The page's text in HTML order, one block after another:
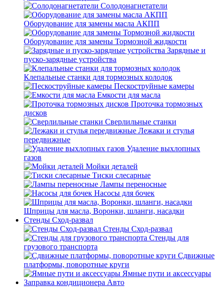
Солодонагнетатели
Оборудование для замены масла АКПП
Оборудование для замены Тормозной жидкости
Зарядные и
пуско-зарядные устройства
Клепальные станки для тормозных колодок
Пескоструйные камеры
Емкости для масла
Проточка тормозных
дисков
Сверлильные станки
Лежаки и стулья
передвижные
Удаление выхлопных
газов
Мойки деталей
Тиски слесарные
Лампы переносные
Насосы для бочек
Шприцы для масла, Воронки, шланги, насадки
Стенды Сход-развал
Стенды Сход-развал
Стенды для
грузового транспорта
Сдвижные
платформы, поворотные круги
Ямные пути и аксессуары
Заправка кондиционера Авто